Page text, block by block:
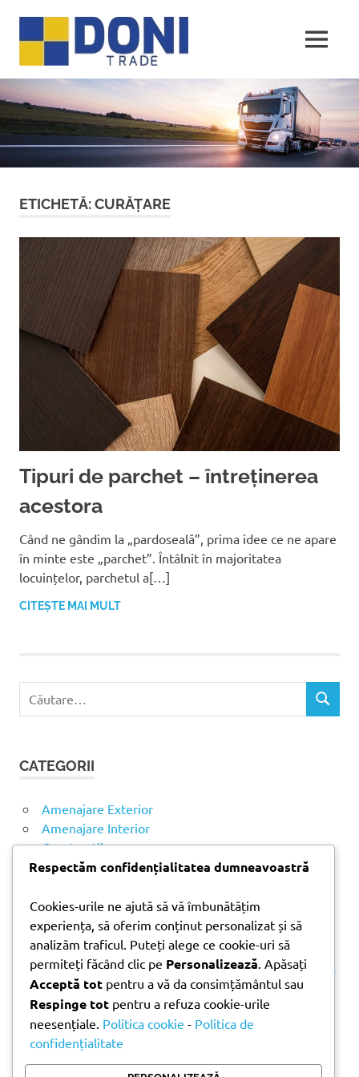
conținut
MENU
ETICHETĂ:CURĂȚARE
Tipuri de parchet – întreținerea
acestora
Când ne gândim la „pardoseală”, prima idee ce ne apare
în minte este „parchet”. Întâlnit în majoritatea
locuințelor, parchetul a[…]
CITEȘTE MAI MULT
ă
u
p
ă
C
CATEGORII
Amenajare Exterior
Amenajare Interior
Construcții
Noutăți
ARTICOLE RECENTE
Parchet laminat sau SPC? Diferențele care contează
Materiale pentru zidărie – avantajele fiecărei soluții
și când se folosesc
Ghid practic pentru alegerea vopselei lavabile
pentru fiecare încăpere
Produse indispensabile pentru lucrările de
Respectăm confidențialitatea dumneavoastră
Cookies-urile ne ajută să vă îmbunătățim
experiența, să oferim conținut personalizat și să
analizăm traficul. Puteți alege ce cookie-uri să
permiteți făcând clic pe Personalizează . Apăsați
Acceptă tot pentru a vă da consimțământul sau
Respinge tot pentru a refuza cookie-urile
neesențiale. Politica cookie - Politica de
confidențialitate